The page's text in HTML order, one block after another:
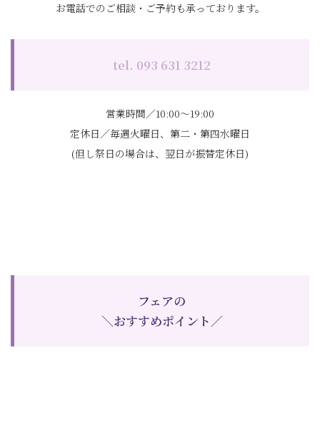
お電話でのご相談・ご予約も承っております。
tel. 093 631 3212
営業時間／10:00～19:00
定休日／毎週火曜日、第二・第四水曜日
(但し祭日の場合は、翌日が振替定休日)
フェアの
＼おすすめポイント／